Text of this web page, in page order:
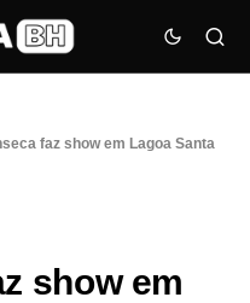
faz show em Lagoa Santa
show em